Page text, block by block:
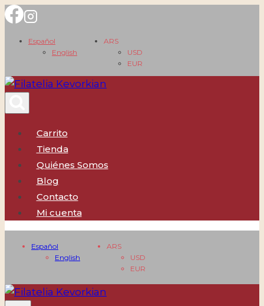
Saltar
contenido
Español
English
ARS
USD
EUR
Carrito
Tienda
Quiénes Somos
Blog
Contacto
Mi cuenta
Español
English
ARS
USD
EUR